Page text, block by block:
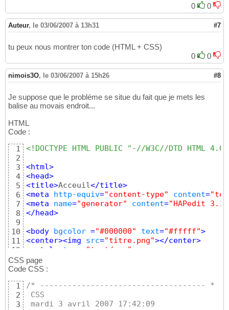
0
0
Auteur, le 03/06/2007 à 13h31 #7
tu peux nous montrer ton code (HTML + CSS)
0
0
nimois3O, le 03/06/2007 à 15h26 #8
Je suppose que le probléme se situe du fait que je mets les
balise au movais endroit...
HTML
Code :
1
2
3
4
5
6
7
8
9
10
11
12
13
14
16
17
18
<!DOCTYPE HTML PUBLIC "-//W3C//DTD
<html>
<head>
<title>Acceuil</title>
<meta http-equiv="content-type" content=
<meta name="generator" content="HAPedit 3.1"
</head>
<body bgcolor ="#000000" text="#fffff">
<center><img src="titre.png"></center>
<style
type= "text/css"
@import
</style>
br>
<!--.............DEBUT
CSS page
Code CSS :
1
2
3
/* ------------------------------------ *
CSS
mardi 3 avril 2007 17:42:09